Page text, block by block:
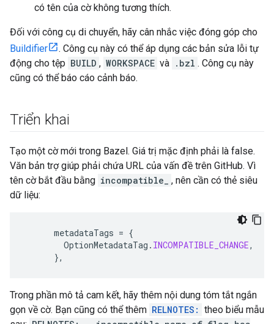
có tên của cờ không tương thích.
Đối với công cụ di chuyển, hãy cân nhắc việc đóng góp cho
Buildifier
. Công cụ này có thể áp dụng các bản sửa lỗi tự
động cho tệp BUILD , WORKSPACE và .bzl . Công cụ này
cũng có thể báo cáo cảnh báo.
Triển khai
Tạo một cờ mới trong Bazel. Giá trị mặc định phải là false.
Văn bản trợ giúp phải chứa URL của vấn đề trên GitHub. Vì
tên cờ bắt đầu bằng incompatible_
, nên cần có thẻ siêu
dữ liệu:
metadataTags = {
OptionMetadataTag . INCOMPATIBLE_CHANGE,
},
Trong phần mô tả cam kết, hãy thêm nội dung tóm tắt ngắn
gọn về cờ. Bạn cũng có thể thêm RELNOTES: theo biểu mẫu